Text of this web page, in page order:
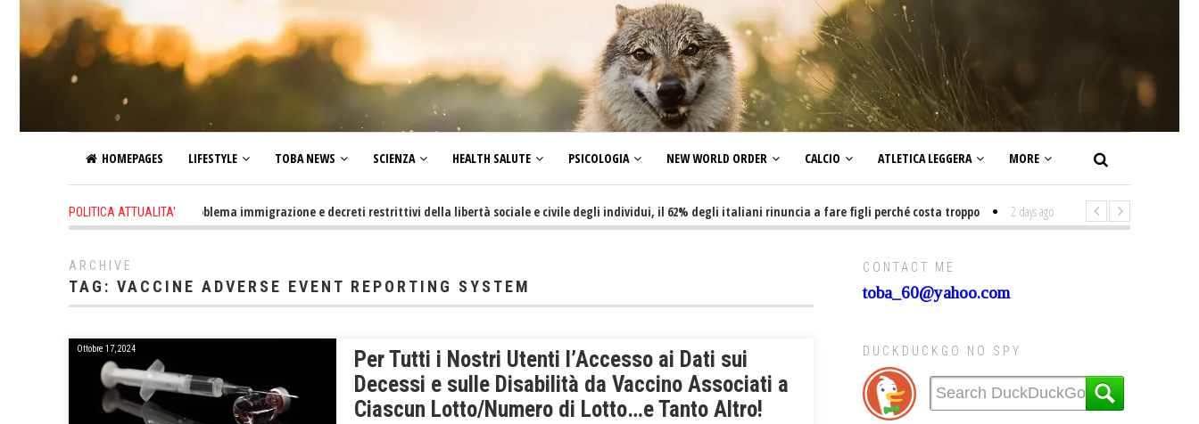
HOMEPAGES LIFESTYLE TOBA NEWS SCIENZA HEALTH SALUTE PSICOLOGIA NEW WORLD ORDER CALCIO ATLETICA LEGGERA MORE
POLITICA ATTUALITA'
1 day ago - Altro che problema immigrazione e decreti restrittivi della libertà sociale e civile degli individui, il 62% degli italiani rinuncia a fare figli perché costa troppo 2 days ago - Non mi interesso di politica
ARCHIVE
TAG: VACCINE ADVERSE EVENT REPORTING SYSTEM
Ottobre 17, 2024
Per Tutti i Nostri Utenti l’Accesso ai Dati sui
Decessi e sulle Disabilità da Vaccino Associati a
Ciascun Lotto/Numero di Lotto…e Tanto Altro!
CONTACT ME
toba_60@yahoo.com
DUCKDUCKGO NO SPY